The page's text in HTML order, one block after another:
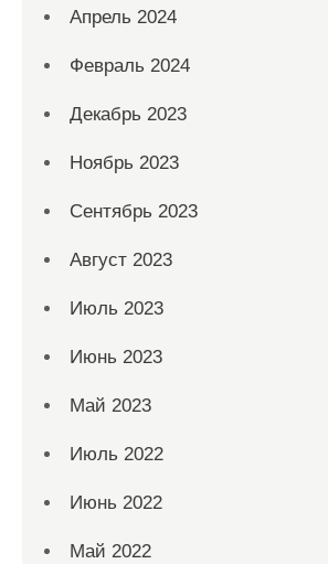
Апрель 2024
Февраль 2024
Декабрь 2023
Ноябрь 2023
Сентябрь 2023
Август 2023
Июль 2023
Июнь 2023
Май 2023
Июль 2022
Июнь 2022
Май 2022